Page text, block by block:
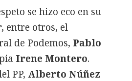
se hizo eco en su
, entre otros, el
de Podemos, Pablo
Irene Montero.
PP, Alberto Núñez